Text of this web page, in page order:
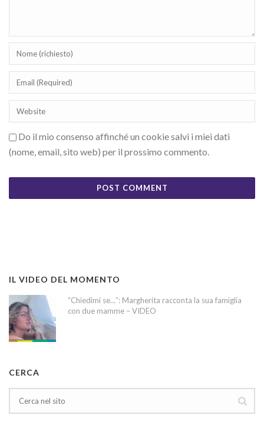
Do il mio consenso affinché un cookie salvi i miei dati
(nome, email, sito web) per il prossimo commento.
IL VIDEO DEL MOMENTO
“Chiedimi se…”: Margherita racconta la sua famiglia
con due mamme – VIDEO
CERCA